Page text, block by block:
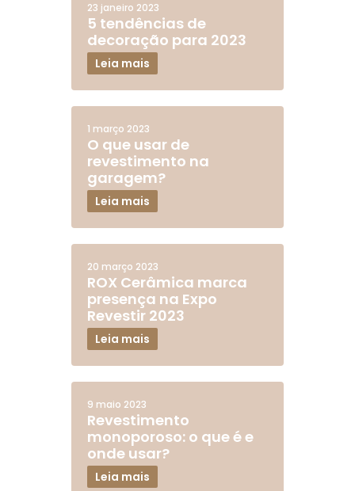
23 janeiro 2023
5 tendências de
decoração para 2023
Leia mais
1 março 2023
O que usar de
revestimento na
garagem?
Leia mais
20 março 2023
ROX Cerâmica marca
presença na Expo
Revestir 2023
Leia mais
9 maio 2023
Revestimento
monoporoso: o que é e
onde usar?
Leia mais